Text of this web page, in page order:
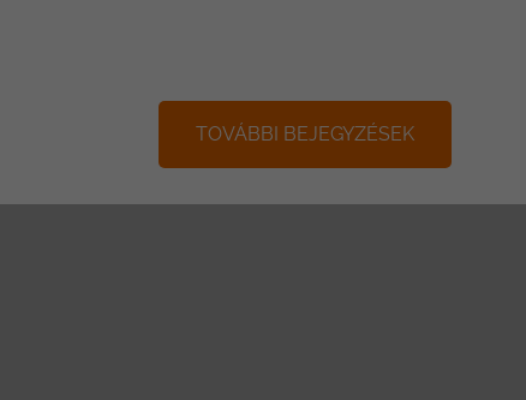
TOVÁBBI BEJEGYZÉSEK